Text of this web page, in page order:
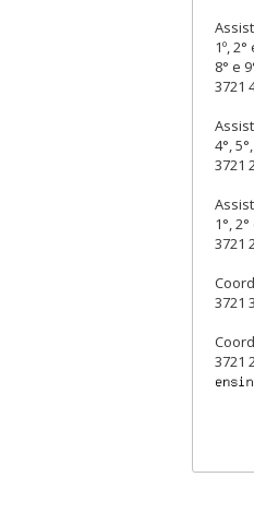
1º,
8° e
3721
4°,
3721
1°,
3721
3721
3721